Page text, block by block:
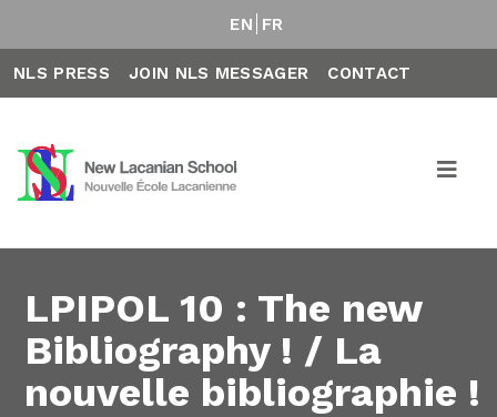
EN FR
NLS PRESS JOIN NLS MESSAGER CONTACT
LPIPOL 10 : The new
Bibliography ! / La
nouvelle bibliographie !